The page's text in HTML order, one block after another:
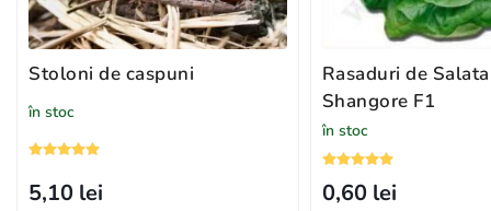
Stoloni de caspuni
în stoc
5,10 lei
Rasaduri de
Shangore F1
în stoc
0,60 lei